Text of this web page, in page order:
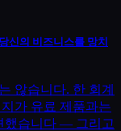
신의 비즈니스를 망치
않습니다. 한 회계
가 유료 제품과는
했습니다 — 그리고